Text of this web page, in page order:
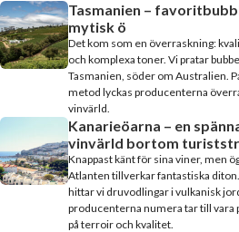
Tasmanien –
mytisk ö
Det kom som en överraskning:
och komplexa toner. Vi pratar
Tasmanien, söder om Australien.
metod lyckas producenterna
vinvärld.
Kanarieöarna – en
vinvärld bortom
Knappast känt för sina viner, men
Atlanten tillverkar fantastiska
hittar vi druvodlingar i vulkanisk
producenterna numera tar till vara
på terroir och kvalitet.